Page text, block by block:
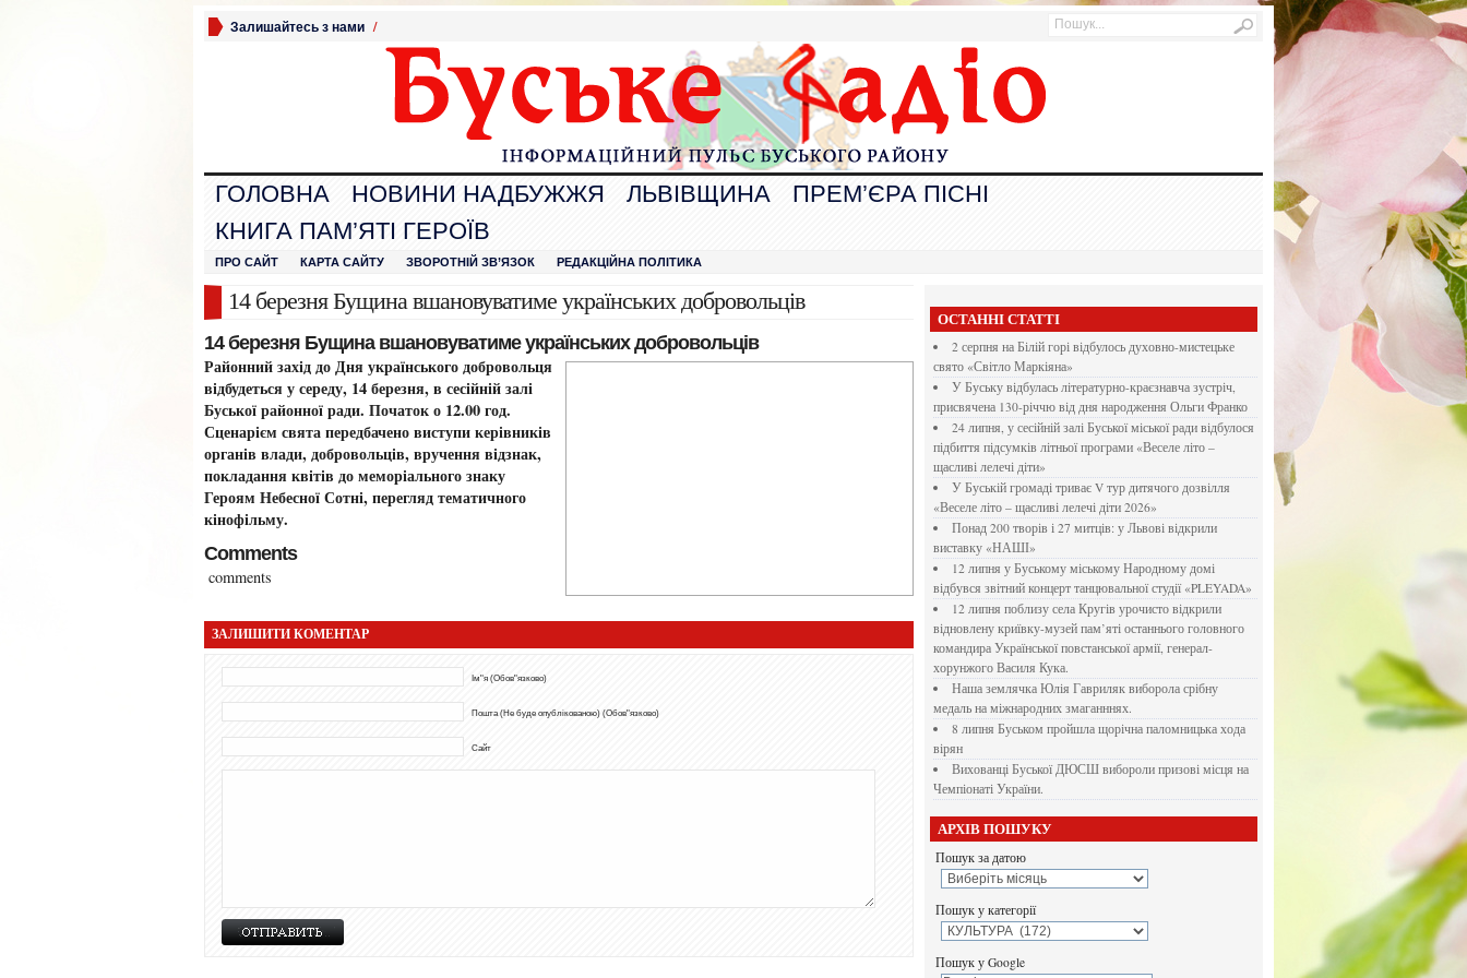
Залишайтесь з нами /
ГОЛОВНА НОВИНИ НАДБУЖЖЯ ЛЬВІВЩИНА
ПРЕМ’ЄРА ПІСНІ
КНИГА ПАМ’ЯТІ ГЕРОЇВ
ПРО САЙТ КАРТА САЙТУ ЗВОРОТНІЙ ЗВ’ЯЗОК РЕДАКЦІЙНА ПОЛІТИКА
14 березня Бущина вшановуватиме українських добровольців
14 березня Бущина вшановуватиме українських добровольців
Районний захід до Дня українського добровольця
відбудеться у середу, 14 березня, в сесійній залі
Буської районної ради. Початок о 12.00 год.
Сценарієм свята передбачено виступи керівників
органів влади, добровольців, вручення відзнак,
покладання квітів до меморіального знаку
Героям Небесної Сотні, перегляд тематичного
кінофільму.
Comments
comments
ЗАЛИШИТИ КОМЕНТАР
Ім"я (Обов"язково)
Пошта (Не буде опублікованою) (Обов"язково)
Сайт
ОСТАННІ СТАТТІ
2 серпня на Білій горі відбулось духовно-мистецьке
свято «Світло Маркіяна»
У Буську відбулась літературно-краєзнавча зустріч,
присвячена 130-річчю від дня народження Ольги Франко
24 липня, у сесійній залі Буської міської ради відбулося
підбиття підсумків літньої програми «Веселе літо –
щасливі лелечі діти»
У Буській громаді триває V тур дитячого дозвілля
«Веселе літо – щасливі лелечі діти 2026»
Понад 200 творів і 27 митців: у Львові відкрили
виставку «НАШІ»
12 липня у Буському міському Народному домі
відбувся звітний концерт танцювальної студії «PLEYADA»
12 липня поблизу села Кругів урочисто відкрили
відновлену криївку-музей пам’яті останнього головного
командира Української повстанської армії, генерал-
хорунжого Василя Кука.
Наша землячка Юлія Гавриляк виборола срібну
медаль на міжнародних змаганннях.
8 липня Буськом пройшла щорічна паломницька хода
вірян
Вихованці Буської ДЮСШ вибороли призові місця на
Чемпіонаті України.
АРХІВ ПОШУКУ
Пошук за датою
Пошук у категорії
Пошук у Google